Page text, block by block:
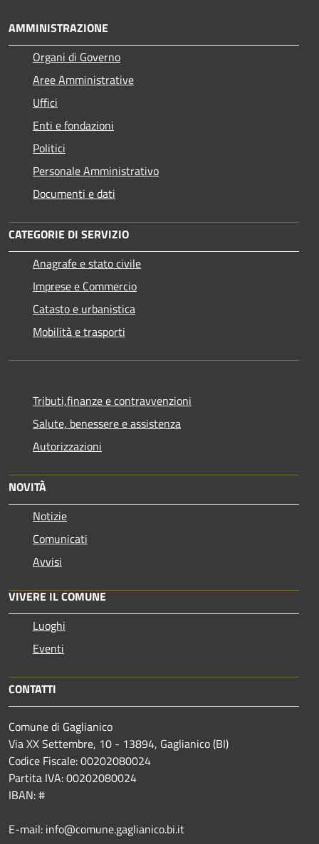
AMMINISTRAZIONE
Organi di Governo
Aree Amministrative
Uffici
Enti e fondazioni
Politici
Personale Amministrativo
Documenti e dati
CATEGORIE DI SERVIZIO
Anagrafe e stato civile
Imprese e Commercio
Catasto e urbanistica
Mobilità e trasporti
Tributi,finanze e contravvenzioni
Salute, benessere e assistenza
Autorizzazioni
NOVITÀ
Notizie
Comunicati
Avvisi
VIVERE IL COMUNE
Luoghi
Eventi
CONTATTI
Comune di Gaglianico
Via XX Settembre, 10 - 13894, Gaglianico (BI)
Codice Fiscale: 00202080024
Partita IVA: 00202080024
IBAN: #
E-mail: info@comune.gaglianico.bi.it